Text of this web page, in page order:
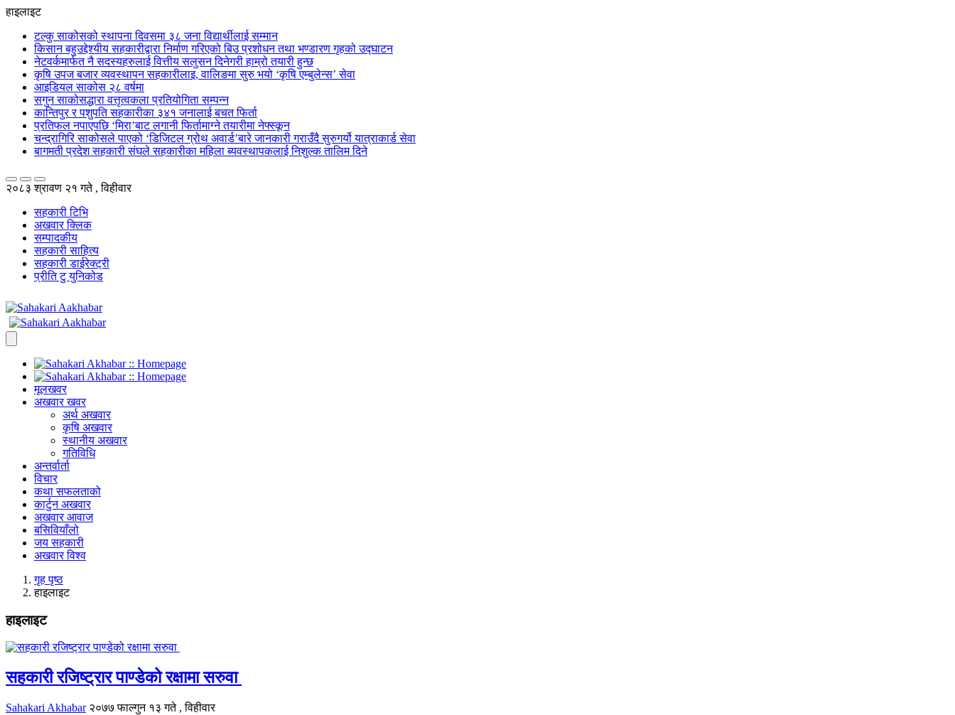
हाइलाइट
टल्कु साकोसको स्थापना दिवसमा ३८ जना विद्यार्थीलाई सम्मान
किसान बहुउद्देश्यीय सहकारीद्वारा निर्माण गरिएको बिउ प्रशोधन तथा भण्डारण गृहको उद्घाटन
नेटवर्कमार्फत नै सदस्यहरुलाई वित्तीय सलुसन दिनेगरी हाम्रो तयारी हुन्छ
कृषि उपज बजार व्यवस्थापन सहकारीलाइ, वालिङमा सुरु भयो ‘कृषि एम्बुलेन्स’ सेवा
आइडियल साकोस २८ वर्षमा
सगुन साकोसद्धारा वत्तृत्वकला प्रतियोगिता सम्पन्न
कान्तिपुर र पशुपति सहकारीका ३४१ जनालाई बचत फिर्ता
प्रतिफल नपाएपछि ‘मिरा’बाट लगानी फिर्तामाग्ने तयारीमा नेफ्स्कून
चन्द्रागिरि साकोसले पाएको ‘डिजिटल ग्रोथ अवार्ड’बारे जानकारी गराउँदै सुरुगर्यो यात्राकार्ड सेवा
बागमती प्रदेश सहकारी संघले सहकारीका महिला ब्यवस्थापकलाई निशुल्क तालिम दिने
२०८३ श्रावण २१ गते , विहीवार
सहकारी टिभि
अखवार क्लिक
सम्पादकीय
सहकारी साहित्य
सहकारी डाईरेक्ट्री
प्रीति टु युनिकोड
मूलखवर
अखवार खवर
अर्थ अखवार
कृषि अखवार
स्थानीय अखवार
गतिविधि
अन्तर्वार्ता
विचार
कथा सफलताको
कार्टुन अखवार
अखवार आवाज
बसिवियाँलो
जय सहकारी
अखवार विश्व
गृह पृष्ठ
हाइलाइट
हाइलाइट
सहकारी रजिष्ट्रार पाण्डेको रक्षामा सरुवा
Sahakari Akhabar २०७७ फाल्गुन १३ गते , विहीवार